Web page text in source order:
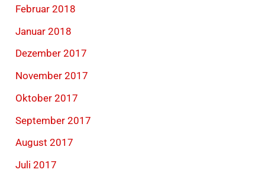
Februar 2018
Januar 2018
Dezember 2017
November 2017
Oktober 2017
September 2017
August 2017
Juli 2017